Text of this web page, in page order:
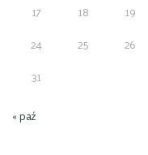
17
18 19
24
25 26
31
« paź